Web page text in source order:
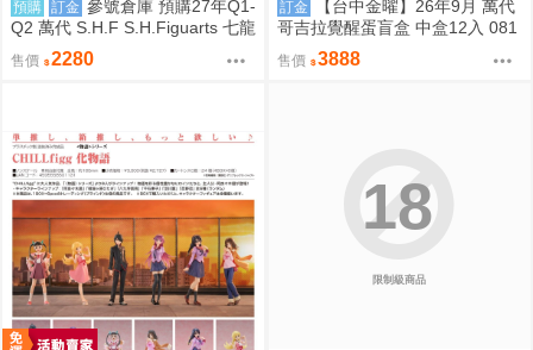
預購 訂金 參號倉庫 預購27年Q1-
Q2 萬代 S.H.F S.H.Figuarts 七龍
珠 FULL POWER 弗力札 戰損版
售價 2280
訂金
【台中金曜】26年9月 萬代
哥吉拉覺醒蛋盲盒 中盒12入 081
2
售價 3888
限制級商品
18